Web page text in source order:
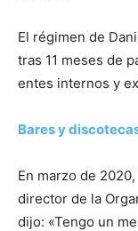
El régimen de
tras 11 meses de
entes internos y
Bares y
En marzo de
director de la
dijo: «Tengo un